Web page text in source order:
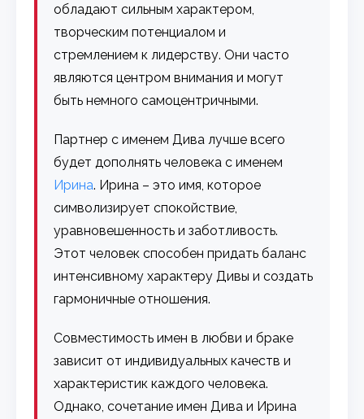
обладают сильным характером,
творческим потенциалом и
стремлением к лидерству. Они часто
являются центром внимания и могут
быть немного самоцентричными.
Партнер с именем Дива лучше всего
будет дополнять человека с именем
Ирина. Ирина – это имя, которое
символизирует спокойствие,
уравновешенность и заботливость.
Этот человек способен придать баланс
интенсивному характеру Дивы и создать
гармоничные отношения.
Совместимость имен в любви и браке
зависит от индивидуальных качеств и
характеристик каждого человека.
Однако, сочетание имен Дива и Ирина